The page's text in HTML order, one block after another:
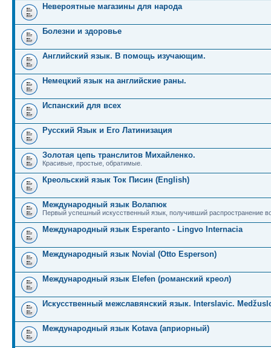
Невероятные магазины для народа
Болезни и здоровье
Английский язык. В помощь изучающим.
Немецкий язык на английские раны.
Испанский для всех
Русский Язык и Его Латинизация
Золотая цепь транслитов Михайленко.
Красивые, простые, обратимые.
Креольский язык Ток Писин (English)
Международный язык Волапюк
Первый успешный искусственный язык, получивший распространение
Международный язык Esperanto - Lingvo Internacia
Международный язык Novial (Otto Esperson)
Международный язык Elefen (романский креол)
Искусственный межславянский язык. Interslavic.
Международный язык Kotava (априорный)